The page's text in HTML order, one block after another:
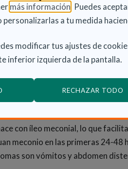
más información(Abre en nueva
. Puedes
a tu medida
modificar tus ajustes de
inferior izquierda de la pantalla.
RECHAZAR TODO
relacionada con la
a experimentar síntomas
dificultad para ganar
con íleo meconial, lo que
meconio en las primeras 24-48
son vómitos y abdomen